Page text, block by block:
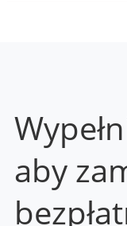
aby